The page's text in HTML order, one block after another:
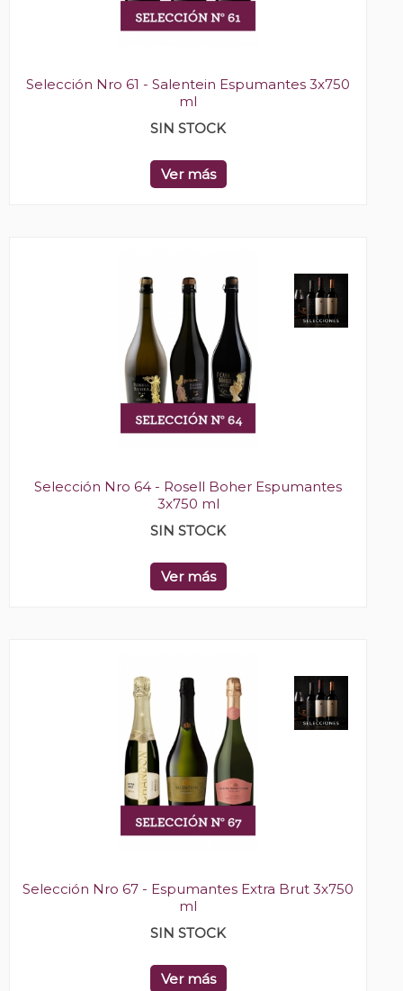
Selección Nro 61 - Salentein Espumantes 3x750
ml
SIN STOCK
Ver más
Selección Nro 64 - Rosell Boher Espumantes
3x750 ml
SIN STOCK
Ver más
Selección Nro 67 - Espumantes Extra Brut 3x750
ml
SIN STOCK
Ver más